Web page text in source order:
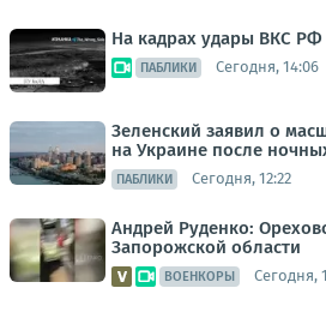
На кадрах удары ВКС РФ
ПАБЛИКИ Сегодня, 14:06
Зеленский заявил о
на Украине после
ПАБЛИКИ Сегодня, 12:22
Андрей Руденко:
Запорожской области
ВОЕНКОРЫ Сегодня,